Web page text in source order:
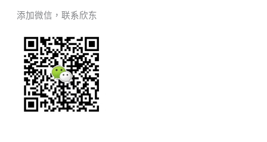
添加微信，联系欣东